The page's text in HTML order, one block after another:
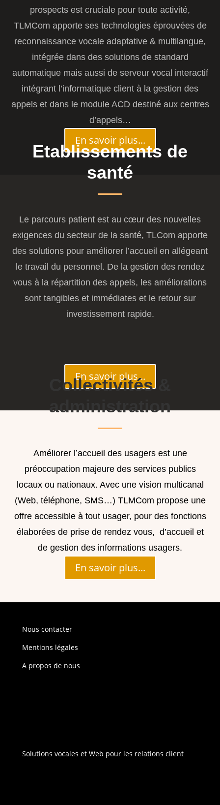
prospects est cruciale pour toute activité,
TLMCom apporte ses technologies éprouvées de
reconnaissance vocale adaptative & multilangue,
intégrée dans des solutions de standard
automatique mais aussi de serveur vocal interactif
intégrant l’informatique client à la gestion des
appels et dans le module ACD destiné aux centres
d’appels…
En savoir plus...
Etablissements de
santé
Le parcours patient est au cœur des nouvelles
exigences du secteur de la santé, TLCom apporte
des solutions pour améliorer l’accueil en allégeant
le travail du personnel. De la gestion des rendez
vous à la répartition des appels, les améliorations
sont tangibles et immédiates et le retour sur
investissement rapide.
En savoir plus...
Collectivités &
administration
Améliorer l’accueil des usagers est une
préoccupation majeure des services publics
locaux ou nationaux. Avec une vision multicanal
(Web, téléphone, SMS…) TLMCom propose une
offre accessible à tout usager, pour des fonctions
élaborées de prise de rendez vous, d’accueil et
de gestion des informations usagers.
En savoir plus...
Nous contacter
Mentions légales
A propos de nous
Solutions vocales et Web pour les relations client